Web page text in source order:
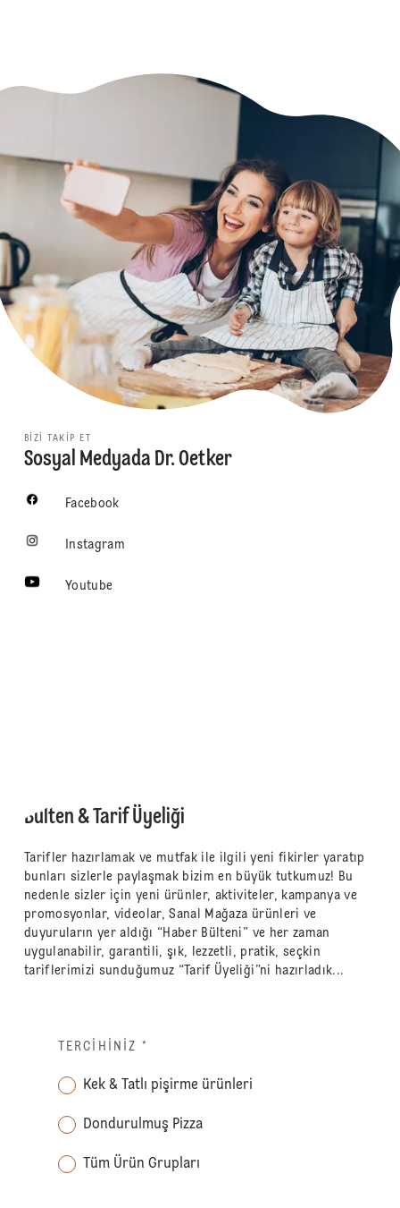
BIZI TAKIP ET
Sosyal Medyada Dr. Oetker
Facebook
Instagram
Youtube
Bülten & Tarif Üyeliği
Tarifler hazırlamak ve mutfak ile ilgili yeni fikirler yaratıp
bunları sizlerle paylaşmak bizim en büyük tutkumuz! Bu
nedenle sizler için yeni ürünler, aktiviteler, kampanya ve
promosyonlar, videolar, Sanal Mağaza ürünleri ve
duyuruların yer aldığı “Haber Bülteni” ve her zaman
uygulanabilir, garantili, şık, lezzetli, pratik, seçkin
tariflerimizi sunduğumuz “Tarif Üyeliği”ni hazırladık...
TERCIHINIZ *
Kek & Tatlı pişirme ürünleri
Dondurulmuş Pizza
Tüm Ürün Grupları